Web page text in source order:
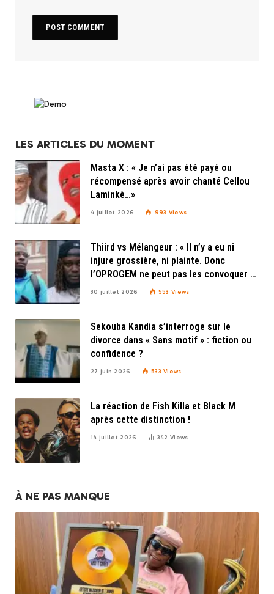
LES ARTICLES DU MOMENT
Masta X : « Je n’ai pas été payé ou
récompensé après avoir chanté Cellou
Laminkè…»
4 juillet 2026 993 Views
Thiird vs Mélangeur : « Il n’y a eu ni
injure grossière, ni plainte. Donc
l’OPROGEM ne peut pas les convoquer »,
explique Doudou Beny de l’OPROGEM
30 juillet 2026 553Views
Sekouba Kandia s’interroge sur le
divorce dans « Sans motif » : fiction ou
confidence ?
27 juin 2026 533Views
La réaction de Fish Killa et Black M
après cette distinction !
14 juillet 2026 342Views
À NE PAS MANQUE